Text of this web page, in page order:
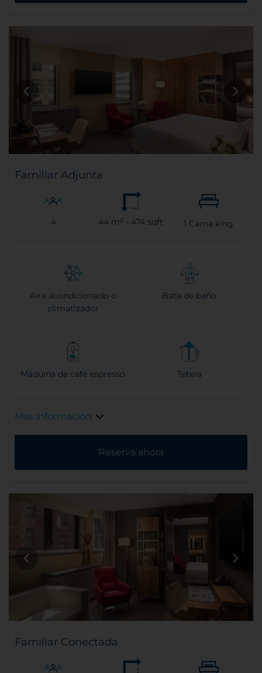
Familiar Adjunta
4 44 m² - 474 sqft 1 Cama king
Aire acondicionado o
climatizador
Bata de baño
Máquina de café espresso Tetera
Más información
Reserva ahora
Familiar Conectada